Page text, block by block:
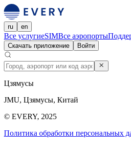
ru en
Все услугиeSIMВсе аэропорты
Скачать приложение Войти
Цзямусы
JMU, Цзямусы, Китай
© EVERY, 2025
Политика обработки персональных